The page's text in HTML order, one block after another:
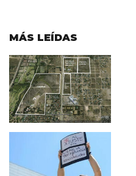
MÁS LEÍDAS
Imagen